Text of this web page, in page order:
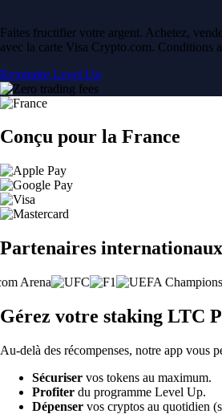
Faites fructifier votre argent. Achetez,
avec la carte Visa Crypto.com. Conditions
Rejoindre Level Up
Conçu pour la France
Partenaires internationaux
Gérez votre staking LTC
Au-delà des récompenses, notre app vous
Sécuriser vos tokens au maximum.
Profiter du programme Level Up.
Dépenser vos cryptos au quotidien